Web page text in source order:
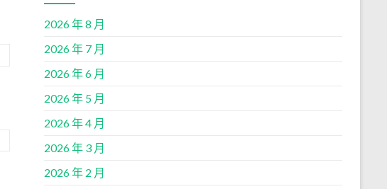
2026 年 8 月
2026 年 7 月
2026 年 6 月
2026 年 5 月
2026 年 4 月
2026 年 3 月
2026 年 2 月